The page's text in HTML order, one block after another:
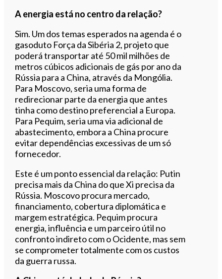
A energia está no centro da relação?
Sim. Um dos temas esperados na agenda é o
gasoduto Força da Sibéria 2, projeto que
poderá transportar até 50 mil milhões de
metros cúbicos adicionais de gás por ano da
Rússia para a China, através da Mongólia.
Para Moscovo, seria uma forma de
redirecionar parte da energia que antes
tinha como destino preferencial a Europa.
Para Pequim, seria uma via adicional de
abastecimento, embora a China procure
evitar dependências excessivas de um só
fornecedor.
Este é um ponto essencial da relação: Putin
precisa mais da China do que Xi precisa da
Rússia. Moscovo procura mercado,
financiamento, cobertura diplomática e
margem estratégica. Pequim procura
energia, influência e um parceiro útil no
confronto indireto com o Ocidente, mas sem
se comprometer totalmente com os custos
da guerra russa.